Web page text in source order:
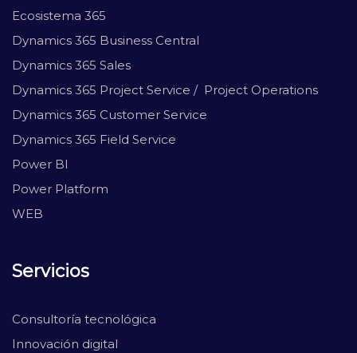
Ecosistema 365
Dynamics 365 Business Central
Dynamics 365 Sales
Dynamics 365 Project Service / Project Operations
Dynamics 365 Customer Service
Dynamics 365 Field Service
Power BI
Power Platform
WEB
Servicios
Consultoría tecnológica
Innovación digital